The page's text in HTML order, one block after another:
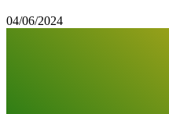
04/06/2024